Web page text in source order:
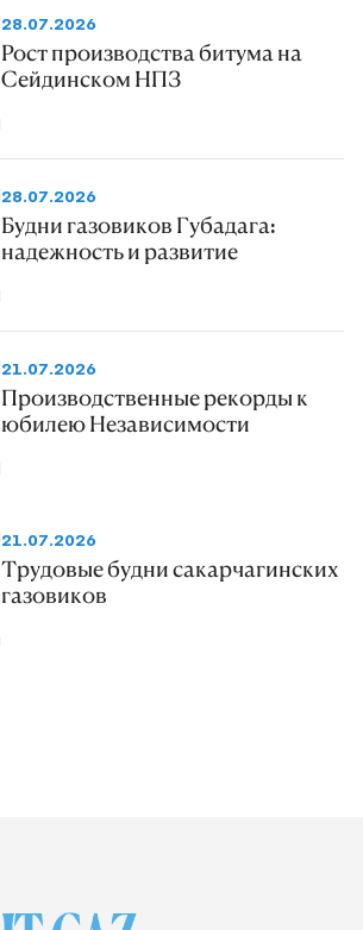
28.07.2026
Рост производства битума на
Сейдинском НПЗ
28.07.2026
Будни газовиков Губадага:
надежность и развитие
21.07.2026
Производственные рекорды к
юбилею Независимости
21.07.2026
Трудовые будни сакарчагинских
газовиков